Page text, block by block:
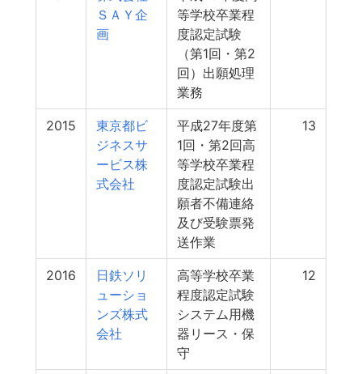
ＳＡＹ企
画
等学校卒業程
度認定試験
（第1回・第2
回）出願処理
業務
2015
東京都ビ
ジネスサ
ービス株
式会社
平成27年度第
1回・第2回高
等学校卒業程
度認定試験出
願者不備連絡
及び受験票発
送作業
13
2016
日鉄ソリ
ューショ
ンズ株式
会社
高等学校卒業
程度認定試験
システム用機
器リース・保
守
12